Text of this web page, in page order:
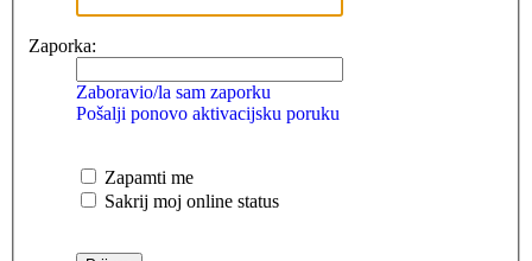
Zaporka:
Zaboravio/la sam zaporku
Pošalji ponovo aktivacijsku poruku
Zapamti me
Sakrij moj online status